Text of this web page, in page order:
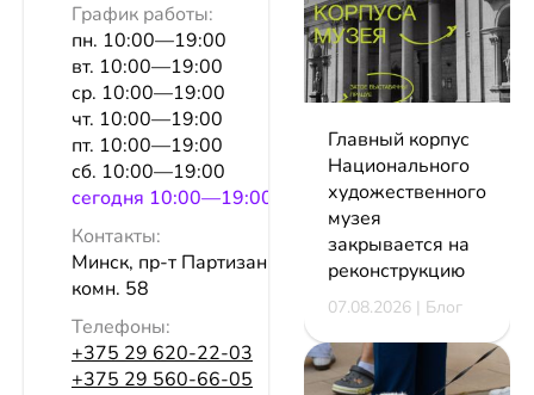
График работы:
пн. 10:00—19:00
вт. 10:00—19:00
ср. 10:00—19:00
чт. 10:00—19:00
пт. 10:00—19:00
сб. 10:00—19:00
сeгодня 10:00—19:00
Контакты:
Минск, пр-т Партизанкий, 12а,
комн. 58
Телефоны:
+375 29 620-22-03
+375 29 560-66-05
Главный корпус
Национального
художественного
музея
закрывается на
реконструкцию
07.08.2026 | Блог